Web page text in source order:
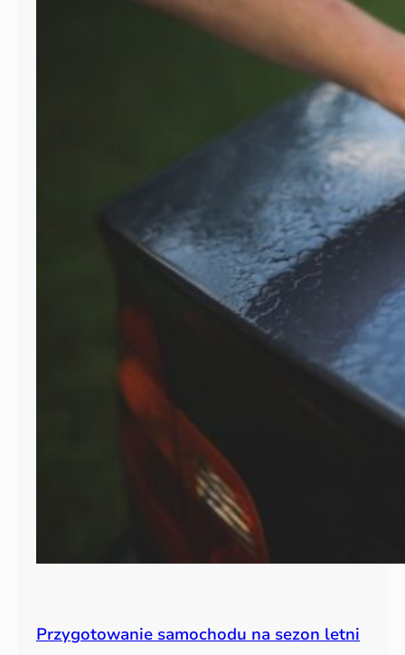
Przygotowanie samochodu na sezon letni